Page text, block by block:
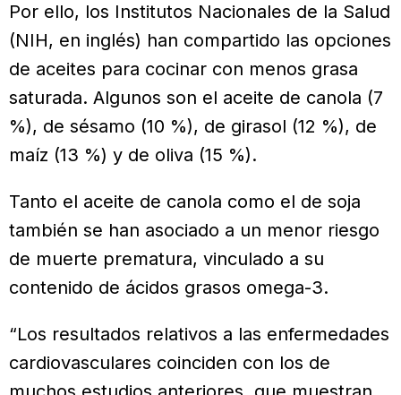
Por ello, los Institutos Nacionales de la Salud
(NIH, en inglés) han comparti­do las opciones
de aceites para cocinar con menos grasa
saturada. Algunos son el aceite de canola (7
%), de sésamo (10 %), de girasol (12 %), de
maíz (13 %) y de oliva (15 %).
Tanto el aceite de canola como el de soja
también se han asociado a un menor riesgo
de muerte prematura, vinculado a su
contenido de ácidos grasos omega-3.
“Los resultados relativos a las enfer­medades
cardiovasculares coinciden con los de